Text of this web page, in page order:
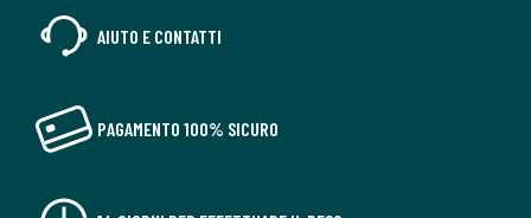
AIUTO E CONTATTI
PAGAMENTO 100% SICURO